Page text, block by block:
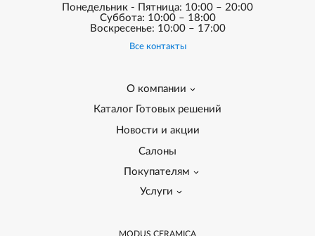
Понедельник - Пятница: 10:00 – 20:00
Суббота: 10:00 – 18:00
Воскресенье: 10:00 – 17:00
Все контакты
О компании
Каталог Готовых решений
Новости и акции
Салоны
Покупателям
Услуги
MODUS CERAMICA